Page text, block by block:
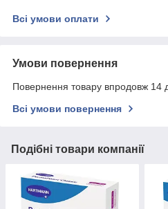
Всі умови оплати
Умови повернення
Повернення товару впродовж 14
Всі умови повернення
Подібні товари компанії